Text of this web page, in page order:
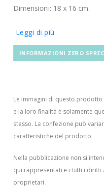
Dimensioni: 18 x 16 cm.
Leggi di più
INFORMAZIONI ZERO
Le immagini di questo
e la loro finalità è solamente
stesso. La confezione può
caratteristiche del prodotto.
Nella pubblicazione non si
qui rappresentati e i tutti i
proprietari.